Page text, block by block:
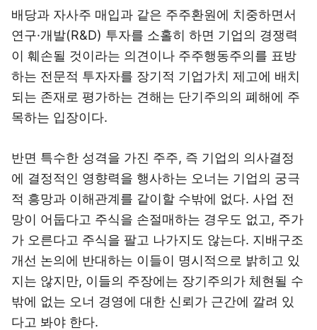
배당과 자사주 매입과 같은 주주환원에 치중하면서
연구·개발(R&D) 투자를 소홀히 하면 기업의 경쟁력
이 훼손될 것이라는 의견이나 주주행동주의를 표방
하는 전문적 투자자를 장기적 기업가치 제고에 배치
되는 존재로 평가하는 견해는 단기주의의 폐해에 주
목하는 입장이다.
반면 특수한 성격을 가진 주주, 즉 기업의 의사결정
에 결정적인 영향력을 행사하는 오너는 기업의 궁극
적 흥망과 이해관계를 같이할 수밖에 없다. 사업 전
망이 어둡다고 주식을 손절매하는 경우도 없고, 주가
가 오른다고 주식을 팔고 나가지도 않는다. 지배구조
개선 논의에 반대하는 이들이 명시적으로 밝히고 있
지는 않지만, 이들의 주장에는 장기주의가 체현될 수
밖에 없는 오너 경영에 대한 신뢰가 근간에 깔려 있
다고 봐야 한다.